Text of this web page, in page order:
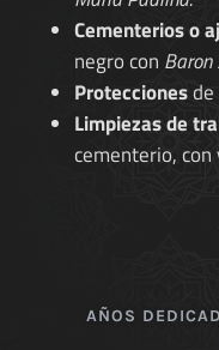
Cementerios o
negro con Baron
Proteccionesde
Limpiezas de
cementerio, con
AÑOS